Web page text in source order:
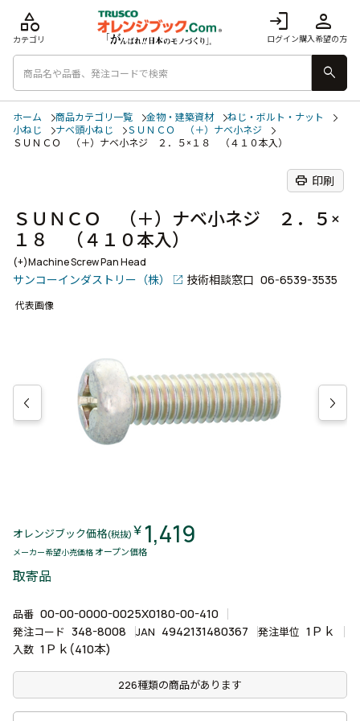
login
ログイン
person
購入希望の方
category
カテゴリ
search
ホーム 商品カテゴリ一覧 金物・建築資材
ねじ・ボルト・ナット
小ねじ
ナベ頭小ねじ
ＳＵＮＣＯ （＋）ナベ小ネジ
ＳＵＮＣＯ （＋）ナベ小ネジ ２．５×１８ （４１０本入）
print 印刷
ＳＵＮＣＯ （＋）ナベ小ネジ ２．５×
１８ （４１０本入）
(+)Machine Screw Pan Head
サンコーインダストリー（株） 技術相談窓口 06-6539-3535
代表画像
オレンジブック価格(税抜) ￥ 1,419
メーカー希望小売価格 オープン価格
取寄品
品番 00-00-0000-0025X0180-00-410
発注コード 348-8008 JAN 4942131480367 発注単位 1Ｐｋ
入数 1Ｐｋ(410本)
226種類の商品があります